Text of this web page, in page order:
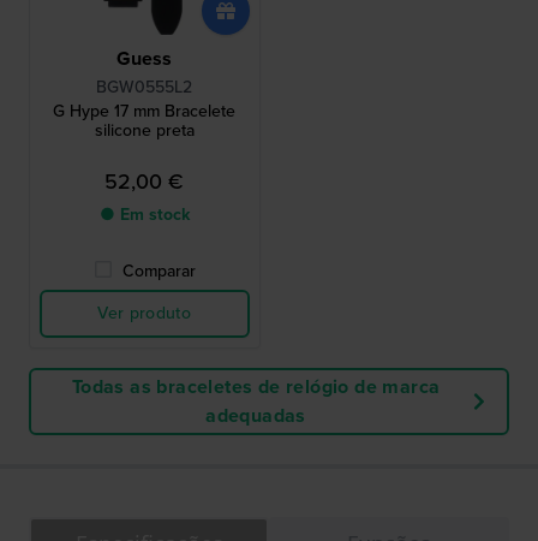
Guess
BGW0555L2
G Hype 17 mm Bracelete
silicone preta
52,00 €
● Em stock
Comparar
Ver produto
Todas as braceletes de relógio de marca
adequadas